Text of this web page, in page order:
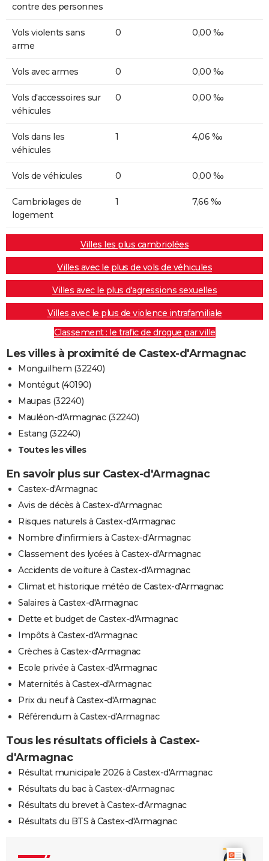
contre des personnes
Vols violents sans
arme
0 0,00 ‰
Vols avec armes 0 0,00 ‰
Vols d'accessoires sur
véhicules
0 0,00 ‰
Vols dans les
véhicules
1 4,06 ‰
Vols de véhicules 0 0,00 ‰
Cambriolages de
logement
1 7,66 ‰
Villes les plus cambriolées
Villes avec le plus de vols de véhicules
Villes avec le plus d'agressions sexuelles
Villes avec le plus de violence intrafamiliale
Classement : le trafic de drogue par ville
Les villes à proximité de Castex-d'Armagnac
Monguilhem (32240)
Montégut (40190)
Maupas (32240)
Mauléon-d'Armagnac (32240)
Estang (32240)
Toutes les villes
En savoir plus sur Castex-d'Armagnac
Castex-d'Armagnac
Avis de décès à Castex-d'Armagnac
Risques naturels à Castex-d'Armagnac
Nombre d'infirmiers à Castex-d'Armagnac
Classement des lycées à Castex-d'Armagnac
Accidents de voiture à Castex-d'Armagnac
Climat et historique météo de Castex-d'Armagnac
Salaires à Castex-d'Armagnac
Dette et budget de Castex-d'Armagnac
Impôts à Castex-d'Armagnac
Crèches à Castex-d'Armagnac
Ecole privée à Castex-d'Armagnac
Maternités à Castex-d'Armagnac
Prix du neuf à Castex-d'Armagnac
Référendum à Castex-d'Armagnac
Tous les résultats officiels à Castex-
d'Armagnac
Résultat municipale 2026 à Castex-d'Armagnac
Résultats du bac à Castex-d'Armagnac
Résultats du brevet à Castex-d'Armagnac
Résultats du BTS à Castex-d'Armagnac